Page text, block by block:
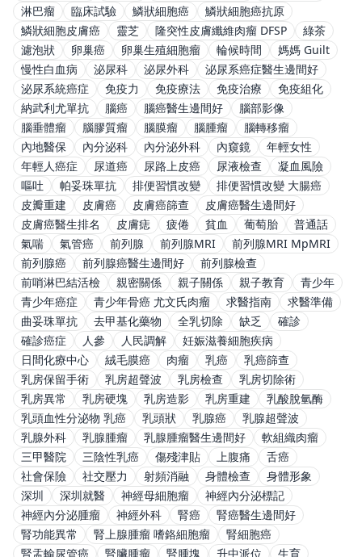
淋巴瘤
臨床試驗 鱗狀細胞癌
鱗狀細胞癌抗原
鱗狀細胞皮膚癌
靈芝 隆突性皮膚纖維肉瘤 DFSP
綠茶
濾泡狀
卵巢癌 卵巢生殖細胞瘤 輪候時間
媽媽 Guilt
慢性白血病
泌尿科 泌尿外科
泌尿系癌症醫生邊間好
泌尿系統癌症
免疫力 免疫療法 免疫治療
免疫組化
納武利尤單抗
腦癌 腦癌醫生邊間好
腦部影像
腦垂體瘤
腦膠質瘤 腦膜瘤 腦腫瘤
腦轉移瘤
內地醫保
內分泌科 內分泌外科 內窺鏡
年輕女性
年輕人癌症
尿道癌 尿路上皮癌 尿液檢查
凝血風險
嘔吐
帕妥珠單抗 排便習慣改變
排便習慣改變 大腸癌
皮瓣重建
皮膚癌 皮膚癌篩查
皮膚癌醫生邊間好
皮膚癌醫生排名
皮膚痣 疲倦 貧血 葡萄胎
普通話
氣喘
氣管癌 前列腺 前列腺MRI
前列腺MRI MpMRI
前列腺癌
前列腺癌醫生邊間好
前列腺檢查
前哨淋巴結活檢
親密關係 親子關係 親子教育
青少年
青少年癌症
青少年骨癌 尤文氏肉瘤 求醫指南
求醫準備
曲妥珠單抗
去甲基化藥物 全乳切除 缺乏
確診
確診癌症
人參 人民調解
妊娠滋養細胞疾病
日間化療中心
絨毛膜癌 肉瘤 乳癌
乳癌篩查
乳房保留手術
乳房超聲波 乳房檢查
乳房切除術
乳房異常
乳房硬塊 乳房造影 乳房重建
乳酸脫氫酶
乳頭血性分泌物 乳癌
乳頭狀 乳腺癌
乳腺超聲波
乳腺外科
乳腺腫瘤 乳腺腫瘤醫生邊間好
軟組織肉瘤
三甲醫院
三陰性乳癌 傷殘津貼 上腹痛
舌癌
社會保險
社交壓力 射頻消融 身體檢查
身體形象
深圳
深圳就醫 神經母細胞瘤
神經內分泌標記
神經內分泌腫瘤
神經外科 腎癌
腎癌醫生邊間好
腎功能異常
腎上腺腫瘤 嗜鉻細胞瘤
腎細胞癌
腎盂輸尿管癌
腎臟腫瘤 腎腫塊 升中派位 生育